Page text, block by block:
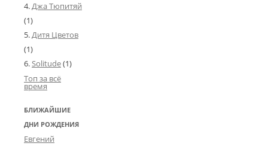
Джа Тюпитяй
(1)
Дитя Цветов
(1)
Solitude(1)
Топ за всё
время
БЛИЖАЙШИЕ
ДНИ РОЖДЕНИЯ
Евгений